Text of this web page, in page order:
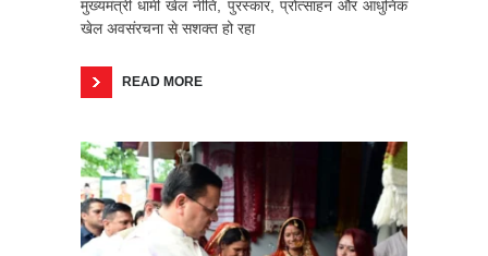
मुख्यमंत्री धामी खेल नीति, पुरस्कार, प्रोत्साहन और आधुनिक
खेल अवसंरचना से सशक्त हो रहा
READ MORE